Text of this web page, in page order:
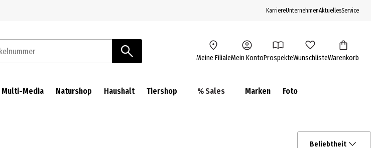
KarriereUnternehmenAktuellesService
Meine FilialeMein KontoProspekteWunschlisteWarenkorb
Multi-Media Naturshop Haushalt Tiershop % Sales Marken Foto
Beliebtheit